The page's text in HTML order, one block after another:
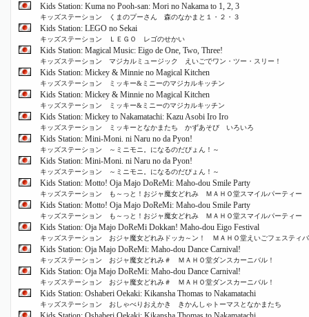
Kids Station: Kuma no Pooh-san: Mori no Nakama to 1, 2, 3
キッズステーション くまのプーさん 森のなかまと１・２・３
Kids Station: LEGO no Sekai
キッズステーション ＬＥＧＯ レゴのせかい
Kids Station: Magical Music: Eigo de One, Two, Three!
キッズステーション マジカルミュージック えいごでワン・ツー・スリー！
Kids Station: Mickey & Minnie no Magical Kitchen
キッズステーション ミッキー&ミニーのマジカルキッチン
Kids Station: Mickey & Minnie no Magical Kitchen
キッズステーション ミッキー&ミニーのマジカルキッチン
Kids Station: Mickey to Nakamatachi: Kazu Asobi Iro Iro
キッズステーション ミッキーとなかまたち かずあそび いろいろ
Kids Station: Mini-Moni. ni Naru no da Pyon!
キッズステーション ～ミニモニ。になるのだぴょん！～
Kids Station: Mini-Moni. ni Naru no da Pyon!
キッズステーション ～ミニモニ。になるのだぴょん！～
Kids Station: Motto! Oja Majo DoReMi: Maho-dou Smile Party
キッズステーション も～っと！おジャ魔女どれみ ＭＡＨＯ堂スマイルパーティー
Kids Station: Motto! Oja Majo DoReMi: Maho-dou Smile Party
キッズステーション も～っと！おジャ魔女どれみ ＭＡＨＯ堂スマイルパーティー
Kids Station: Oja Majo DoReMi Dokkan! Maho-dou Eigo Festival
キッズステーション おジャ魔女どれみドッカ～ン！ ＭＡＨＯ堂えいごフェスティ
Kids Station: Oja Majo DoReMi: Maho-dou Dance Carnival!
キッズステーション おジャ魔女どれみ＃ ＭＡＨＯ堂ダンスカーニバル！
Kids Station: Oja Majo DoReMi: Maho-dou Dance Carnival!
キッズステーション おジャ魔女どれみ＃ ＭＡＨＯ堂ダンスカーニバル！
Kids Station: Oshaberi Oekaki: Kikansha Thomas to Nakamatachi
キッズステーション おしゃべりおえかき きかんしゃトーマスとなかまたち